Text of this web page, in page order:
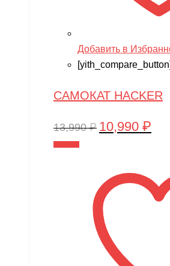
Добавить в
[yith_compare_button]
САМОКАТ HACKER
13,990₽ Первоначальная
13,990 ₽.
10,990 ₽